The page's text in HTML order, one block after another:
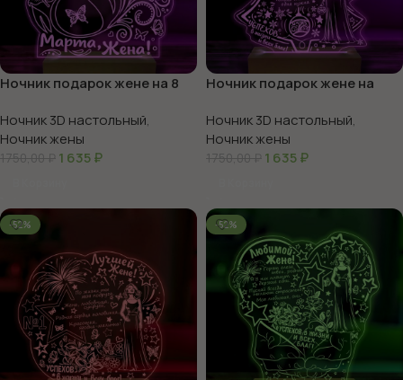
Ночник подарок жене на 8
Ночник 3D настольный,
Ночник жены
1750,00₽ 1 635₽
Ночник подарок жене на
Ночник 3D настольный,
Ночник жены
1750,00₽ 1 635₽
-52% -52%